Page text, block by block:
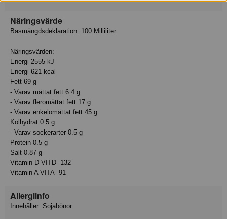
Näringsvärde
Basmängdsdeklaration: 100 Milliliter
Näringsvärden:
Energi 2555 kJ
Energi 621 kcal
Fett 69 g
- Varav mättat fett 6.4 g
- Varav fleromättat fett 17 g
- Varav enkelomättat fett 45 g
Kolhydrat 0.5 g
- Varav sockerarter 0.5 g
Protein 0.5 g
Salt 0.87 g
Vitamin D VITD- 132
Vitamin A VITA- 91
Allergiinfo
Innehåller: Sojabönor